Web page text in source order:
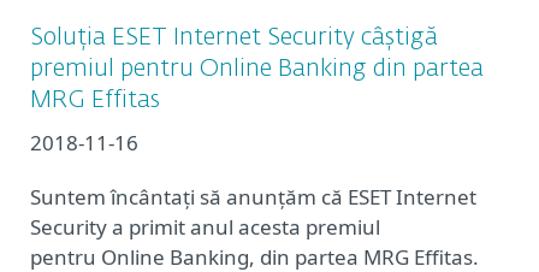
Soluția ESET Internet Security câștigă
premiul pentru Online Banking din partea
MRG Effitas
2018-11-16
Suntem încântați să anunțăm că ESET Internet
Security a primit anul acesta premiul
pentru Online Banking, din partea MRG Effitas.